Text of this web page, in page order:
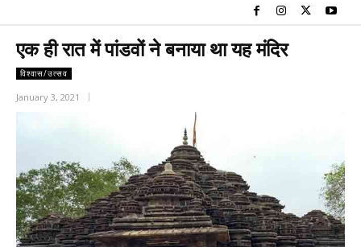
एक ही रात में पांडवों ने बनाया था यह मंदिर
विश्वास/उत्सव
January 3, 2021